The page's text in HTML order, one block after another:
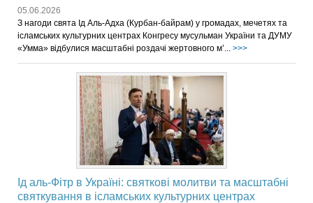
05.06.2026
З нагоди свята Ід Аль-Адха (Курбан-байрам) у громадах, мечетях та
ісламських культурних центрах Конгресу мусульман України та ДУМУ
«Умма» відбулися масштабні роздачі жертовного м’... >>>
Ід аль-Фітр в Україні: святкові молитви та масштабні
святкування в ісламських культурних центрах